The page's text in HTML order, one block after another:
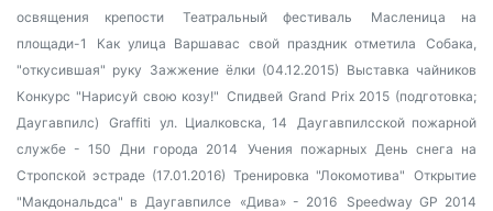
освящения крепости
Театральный фестиваль
Масленица на
площади-1
Как улица Варшавас свой праздник отметила
Собака,
"откусившая" руку Зажжение ёлки (04.12.2015) Выставка чайников
Конкурс "Нарисуй свою козу!" Спидвей Grand Prix 2015 (подготовка;
Даугавпилс)
Graffiti ул. Циалковска, 14
Даугавпилсской пожарной
службе - 150
Дни города 2014 Учения пожарных День снега на
Стропской эстраде (17.01.2016) Тренировка "Локомотива"
Открытие
"Макдональдса" в Даугавпилсе
«Дива» - 2016
Speedway GP 2014